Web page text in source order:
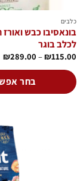
כלבים
בונאסיבו כבש ואורז
לכלב בוגר
₪115.00
–
₪289.00
בחר